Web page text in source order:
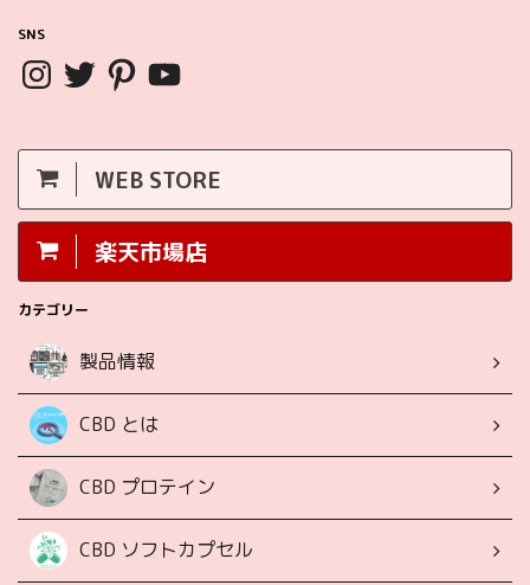
SNS
WEB STORE
楽天市場店
カテゴリー
製品情報
CBD とは
CBD プロテイン
CBD ソフトカプセル